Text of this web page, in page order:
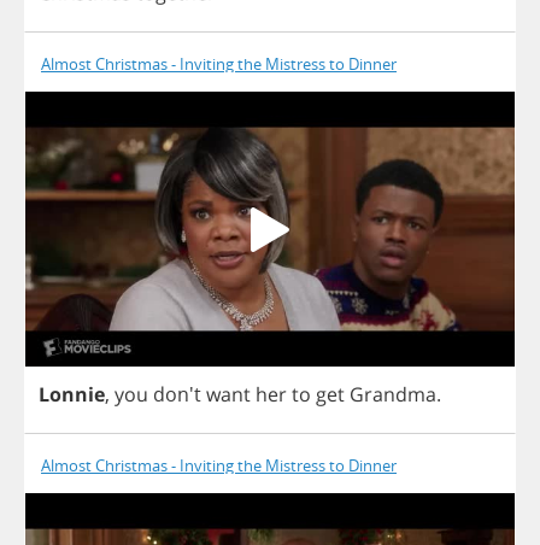
Almost Christmas - Inviting the Mistress to Dinner
Lonnie, you don'twant herto get Grandma.
Almost Christmas - Inviting the Mistress to Dinner